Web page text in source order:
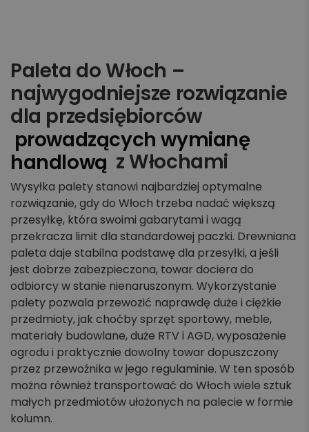
Paleta do Włoch –
najwygodniejsze rozwiązanie
dla przedsiębiorców
prowadzących wymianę
handlową z Włochami
Wysyłka palety stanowi najbardziej optymalne
rozwiązanie, gdy do Włoch trzeba nadać większą
przesyłkę, która swoimi gabarytami i wagą
przekracza limit dla standardowej paczki. Drewniana
paleta daje stabilna podstawę dla przesyłki, a jeśli
jest dobrze zabezpieczona, towar dociera do
odbiorcy w stanie nienaruszonym. Wykorzystanie
palety pozwala przewozić naprawdę duże i ciężkie
przedmioty, jak choćby sprzęt sportowy, meble,
materiały budowlane, duże RTV i AGD, wyposażenie
ogrodu i praktycznie dowolny towar dopuszczony
przez przewoźnika w jego regulaminie. W ten sposób
można również transportować do Włoch wiele sztuk
małych przedmiotów ułożonych na palecie w formie
kolumn.